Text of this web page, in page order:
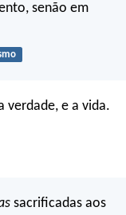
senão em
verdade, e a vida.
sacrificadas aos